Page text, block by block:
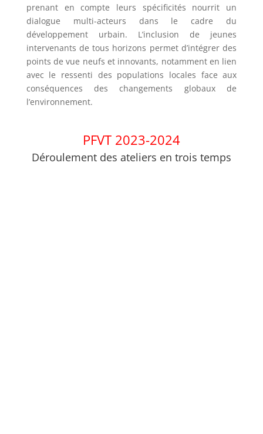
prenant en compte leurs spécificités nourrit un
dialogue multi-acteurs dans le cadre du
développement urbain. L’inclusion de jeunes
intervenants de tous horizons permet d’intégrer des
points de vue neufs et innovants, notamment en lien
avec le ressenti des populations locales face aux
conséquences des changements globaux de
l’environnement.
PFVT 2023-2024
Déroulement des ateliers en trois temps